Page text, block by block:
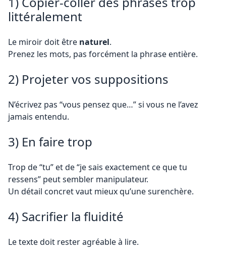
littéralement
Le miroir doit être naturel.
Prenez les mots, pas forcément la phrase entière.
2) Projeter vos suppositions
N’écrivez pas “vous pensez que…” si vous ne l’avez
jamais entendu.
3) En faire trop
Trop de “tu” et de “je sais exactement ce que tu
ressens” peut sembler manipulateur.
Un détail concret vaut mieux qu’une surenchère.
4) Sacrifier la fluidité
Le texte doit rester agréable à lire.